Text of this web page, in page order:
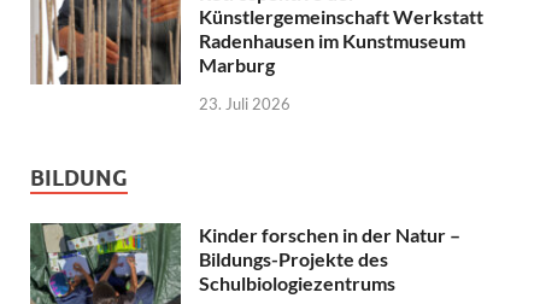
Künstlergemeinschaft Werkstatt
Radenhausen im Kunstmuseum
Marburg
23. Juli 2026
BILDUNG
Kinder forschen in der Natur –
Bildungs-Projekte des
Schulbiologiezentrums